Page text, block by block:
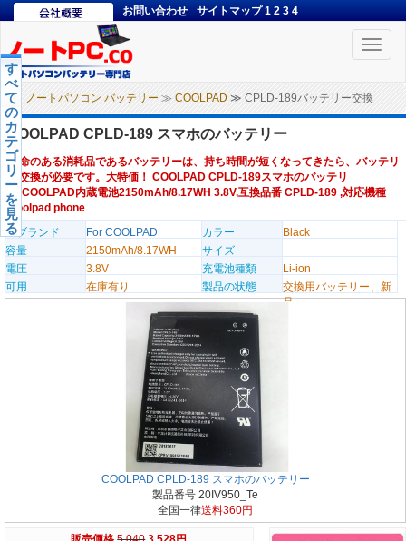
お問い合わせ サイトマップ 1 2 3 4
Toggle
ノートパソコン バッテリー ≫ COOLPAD ≫ CPLD-189バッテリー交換
す
べ
て
の
カ
テ
ゴ
リ
ー
を
見
る
COOLPAD CPLD-189 スマホのバッテリー
寿命のある消耗品であるバッテリーは、持ち時間が短くなってきたら、バッテリ
ー交換が必要です。大特価！ COOLPAD CPLD-189スマホのバッテリ
ー,COOLPAD内蔵電池2150mAh/8.17WH 3.8V,互換品番 CPLD-189 ,対応機種
Coolpad phone
のブランド
For COOLPAD カラー
Black
容量
2150mAh/8.17WH
サイズ
電圧
3.8V 充電池種類
Li-ion
可用
在庫有り 製品の状態
交換用バッテリー、新
品
COOLPAD CPLD-189 スマホのバッテリー
製品番号 20IV950_Te
全国一律送料360円